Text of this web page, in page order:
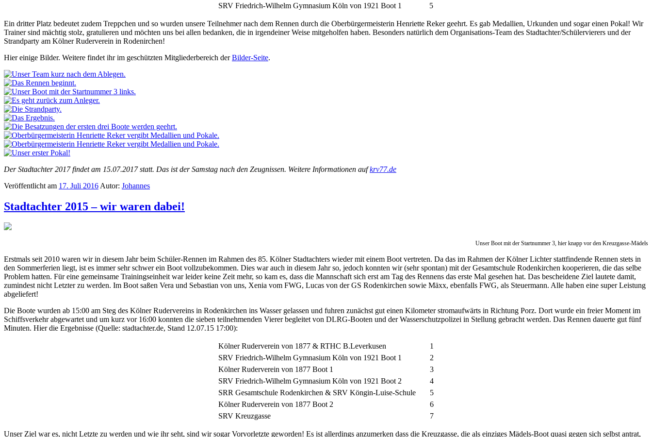
SRV Friedrich-Wilhelm Gymnasium Köln von 1921 Boot 1
5
Ein dritter Platz bedeutet zudem Treppchen und so wurden unsere Teilnehmer nach dem Rennen durch die Oberbürgermeisterin Henriette Reker geehrt. Es gab Medallien, Urkunden und sogar einen Pokal! Wir
Trainer sind mächtig stolz, gratulieren und möchten uns bei allen bedanken, die in irgendeiner Weise mitgeholfen haben. Besonders natürlich dem Organisations-Team des Stadtachter/Schülervierers und der
Strandparty am Kölner Ruderverein in Rodenirchen!
Hier einige Bilder. Weitere findet ihr im geschützten Mitgliederbereich derBilder-Seite.
Der Stadtachter 2017 findet am 15.07.2017 statt. Das ist der Samstag nach den Zeugnissen. Weitere Informationen aufkrv77.de
Veröffentlicht am 17. Juli 2016 Autor: Johannes
Stadtachter 2015 – wir waren dabei!
Unser Boot mit der Startnummer 3, hier knapp vor den Kreuzgasse-Mädels
Erstmals seit 2010 waren wir in diesem Jahr beim Schüler-Rennen im Rahmen des 85. Kölner Stadtachters wieder mit einem Boot vertreten. Da das im Rahmen der Kölner Lichter stattfindende Rennen stets in
den Sommerferien liegt, ist es immer sehr schwer ein Boot vollzubekommen. Dies war auch in diesem Jahr so, jedoch konnten wir (sehr spontan) mit der Gesamtschule Rodenkirchen kooperieren, die das selbe
Problem hatten. Für eine gemeinsame Trainingseinheit war leider keine Zeit mehr, so kam es, dass die Mannschaft sich erst am Tag des Rennens das erste Mal gesehen hat. Das bescheidene Ziel lautete damit,
zumindest nicht Letzter zu werden. Im Boot saßen Vera und Sebastian von uns, Xenia vom FWG, Lucas von der GS Rodenkirchen sowie Mäxx, ebenfalls FWG, als Steuermann. Alle haben eine super Leistung
abgeliefert!
Die Boote wurden ab 15:00 am Steg des Kölner Rudervereins in Rodenkirchen ins Wasser gelassen und fuhren zunächst gut einen Kilometer stromaufwärts in Richtung Porz. Dort wurde ein freier Moment im
Schiffsverkehr abgewartet und um kurz vor 16:00 konnten die sieben teilnehmenden Vierer begleitet von DLRG-Booten und der Wasserschutzpolizei in Stellung gebracht werden. Das Rennen dauerte gut fünf
Minuten. Hier die Ergebnisse (Quelle: stadtachter.de, Stand 12.07.15 17:00):
Kölner Ruderverein von 1877 & RTHC B.Leverkusen
1
SRV Friedrich-Wilhelm Gymnasium Köln von 1921 Boot 1
2
Kölner Ruderverein von 1877 Boot 1
3
SRV Friedrich-Wilhelm Gymnasium Köln von 1921 Boot 2
4
SRR Gesamtschule Rodenkirchen & SRV Köngin-Luise-Schule
5
Kölner Ruderverein von 1877 Boot 2
6
SRV Kreuzgasse
7
Unser Ziel war es, nicht Letzte zu werden und wie ihr seht, sind wir sogar Vorvorletzte geworden! Es ist allerdings anzumerken dass die Kreuzgasse, die als einziges Mädels-Boot quasi gegen sich selbst antrat,